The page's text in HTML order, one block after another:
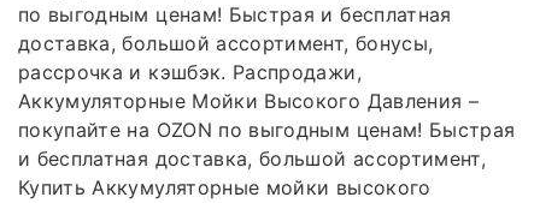
по выгодным ценам! Быстрая и бесплатная
доставка, большой ассортимент, бонусы,
рассрочка и кэшбэк. Распродажи,
Аккумуляторные Мойки Высокого Давления –
покупайте на OZON по выгодным ценам! Быстрая
и бесплатная доставка, большой ассортимент,
Купить Аккумуляторные мойки высокого